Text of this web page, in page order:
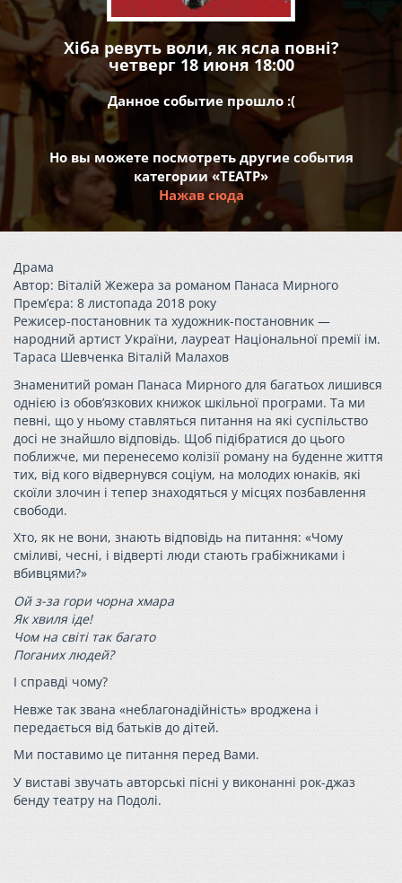
Хіба ревуть воли, як ясла повні?
четверг 18 июня 18:00
Данное событие прошло :(
Но вы можете посмотреть другие события
категории «ТЕАТР»
Нажав сюда
Драма
Автор: Віталій Жежера за романом Панаса Мирного
Прем’єра: 8 листопада 2018 року
Режисер-постановник та художник-постановник —
народний артист України, лауреат Національної премії ім.
Тараса Шевченка Віталій Малахов
Знаменитий роман Панаса Мирного для багатьох лишився
однією із обов’язкових книжок шкільної програми. Та ми
певні, що у ньому ставляться питання на які суспільство
досі не знайшло відповідь. Щоб підібратися до цього
поближче, ми перенесемо колізії роману на буденне життя
тих, від кого відвернувся соціум, на молодих юнаків, які
скоїли злочин і тепер знаходяться у місцях позбавлення
свободи.
Хто, як не вони, знають відповідь на питання: «Чому
сміливі, чесні, і відверті люди стають грабіжниками і
вбивцями?»
Ойз-за гори чорна хмара
Як хвиля іде!
Чом на світі так багато
Поганих людей?
І справді чому?
Невже так звана «неблагонадійність» вроджена і
передається від батьків до дітей.
Ми поставимо це питання перед Вами.
У виставі звучать авторські пісні у виконанні рок-джаз
бенду театру на Подолі.